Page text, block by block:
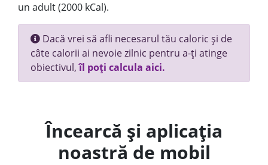
un adult (2000 kCal).
Dacă vrei să afli necesarul tău caloric și de
câte calorii ai nevoie zilnic pentru a-ți atinge
obiectivul,îl poți calcula aici.
Încearcă și aplicația
noastră de mobil